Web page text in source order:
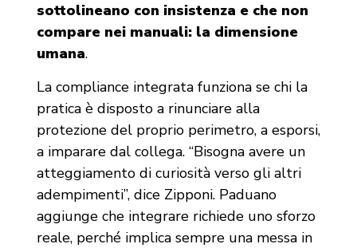
sottolineano con insistenza e che non
compare nei manuali: la dimensione
umana.
La compliance integrata funziona se chi la
pratica è disposto a rinunciare alla
protezione del proprio perimetro, a esporsi,
a imparare dal collega. “Bisogna avere un
atteggiamento di curiosità verso gli altri
adempimenti”, dice Zipponi. Paduano
aggiunge che integrare richiede uno sforzo
reale, perché implica sempre una messa in